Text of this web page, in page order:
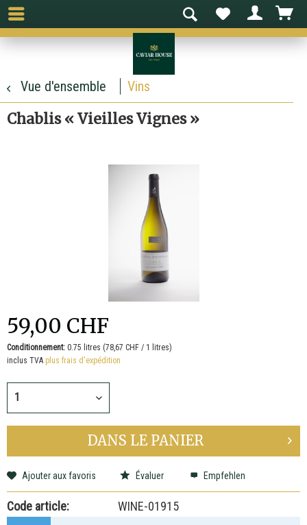
Vue d'ensemble Vins
Chablis « Vieilles Vignes »
59,00 CHF
Conditionnement: 0.75 litres (78,67 CHF / 1 litres)
inclus TVA plus frais d'expédition
DANS LE PANIER
Ajouter aux favoris Évaluer Empfehlen
Code article: WINE-01915